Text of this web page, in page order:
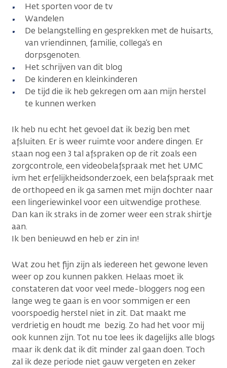
Het sporten voor de tv
Wandelen
De belangstelling en gesprekken met de huisarts,
van vriendinnen, familie, collega’s en
dorpsgenoten.
Het schrijven van dit blog
De kinderen en kleinkinderen
De tijd die ik heb gekregen om aan mijn herstel
te kunnen werken
Ik heb nu echt het gevoel dat ik bezig ben met
afsluiten. Er is weer ruimte voor andere dingen. Er
staan nog een 3 tal afspraken op de rit zoals een
zorgcontrole, een videobelafspraak met het UMC
ivm het erfelijkheidsonderzoek, een belafspraak met
de orthopeed en ik ga samen met mijn dochter naar
een lingeriewinkel voor een uitwendige prothese.
Dan kan ik straks in de zomer weer een strak shirtje
aan.
Ik ben benieuwd en heb er zin in!
Wat zou het fijn zijn als iedereen het gewone leven
weer op zou kunnen pakken. Helaas moet ik
constateren dat voor veel mede-bloggers nog een
lange weg te gaan is en voor sommigen er een
voorspoedig herstel niet in zit. Dat maakt me
verdrietig en houdt me bezig. Zo had het voor mij
ook kunnen zijn. Tot nu toe lees ik dagelijks alle blogs
maar ik denk dat ik dit minder zal gaan doen. Toch
zal ik deze periode niet gauw vergeten en zeker